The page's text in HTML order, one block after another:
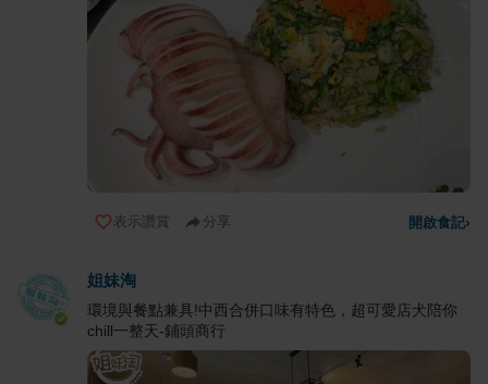
表示讚賞 分享 開啟食記›
姐妹淘
環境與餐點兼具!中西合併口味有特色，超可愛店犬陪你
chill一整天-鋪頭商行